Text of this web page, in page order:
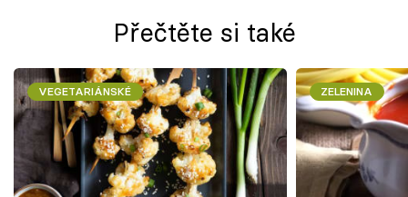
Přečtěte si také
VEGETARIÁNSKÉ ZELENINA